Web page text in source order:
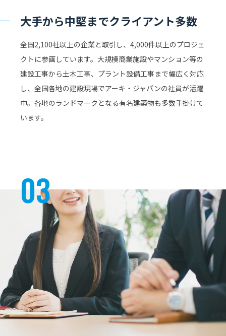
大手から中堅までクライアント多数
全国2,100社以上の企業と取引し、4,000件以上のプロジェ
クトに参画しています。大規模商業施設やマンション等の
建設工事から土木工事、プラント設備工事まで幅広く対応
し、全国各地の建設現場でアーキ・ジャパンの社員が活躍
中。各地のランドマークとなる有名建築物も多数手掛けて
います。
03